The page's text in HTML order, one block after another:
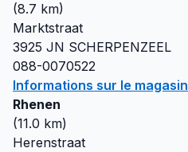
(8.7 km)
Marktstraat
3925 JN SCHERPENZEEL
088-0070522
Informations sur le magasin
Rhenen
(11.0 km)
Herenstraat